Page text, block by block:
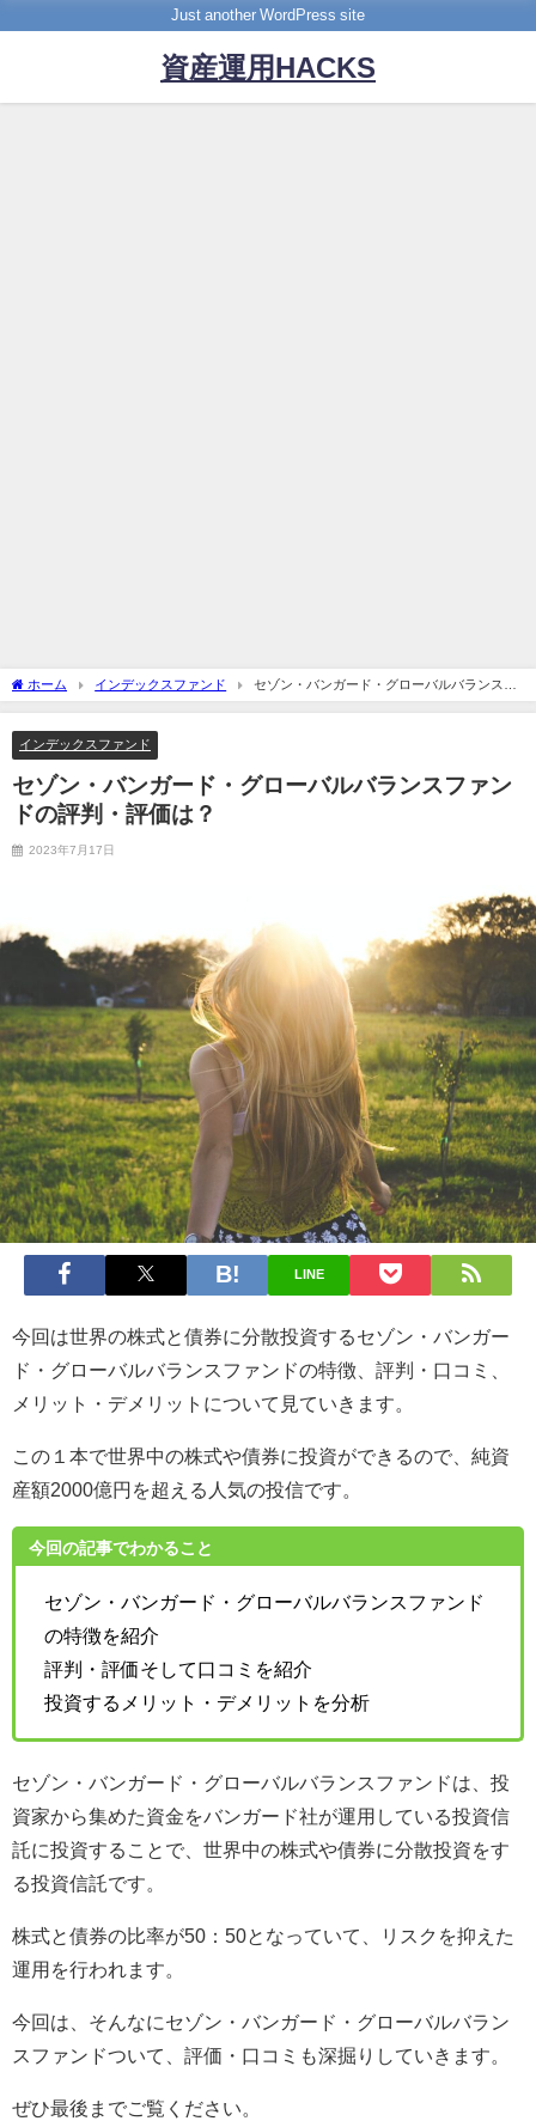
Just another WordPress site
資産運用HACKS
ホーム インデックスファンド
セゾン・バンガード・グローバルバランスフ
ァンドの評判・評価は？
インデックスファンド
セゾン・バンガード・グローバルバランスファン
ドの評判・評価は？
2023年7月17日
LINE
今回は世界の株式と債券に分散投資するセゾン・バンガー
ド・グローバルバランスファンドの特徴、評判・口コミ、
メリット・デメリットについて見ていきます。
この１本で世界中の株式や債券に投資ができるので、純資
産額2000億円を超える人気の投信です。
今回の記事でわかること
セゾン・バンガード・グローバルバランスファンド
の特徴を紹介
評判・評価そして口コミを紹介
投資するメリット・デメリットを分析
セゾン・バンガード・グローバルバランスファンドは、投
資家から集めた資金をバンガード社が運用している投資信
託に投資することで、世界中の株式や債券に分散投資をす
る投資信託です。
株式と債券の比率が50：50となっていて、リスクを抑えた
運用を行われます。
今回は、そんなにセゾン・バンガード・グローバルバラン
スファンドついて、評価・口コミも深掘りしていきます。
ぜひ最後までご覧ください。